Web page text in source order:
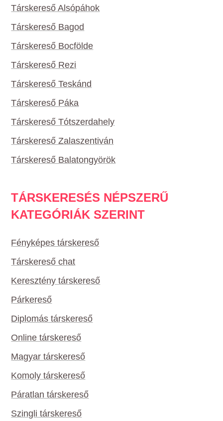
Társkereső Alsópáhok
Társkereső Bagod
Társkereső Bocfölde
Társkereső Rezi
Társkereső Teskánd
Társkereső Páka
Társkereső Tótszerdahely
Társkereső Zalaszentiván
Társkereső Balatongyörök
TÁRSKERESÉS NÉPSZERŰ
KATEGÓRIÁK SZERINT
Fényképes társkereső
Társkereső chat
Keresztény társkereső
Párkereső
Diplomás társkereső
Online társkereső
Magyar társkereső
Komoly társkereső
Páratlan társkereső
Szingli társkereső